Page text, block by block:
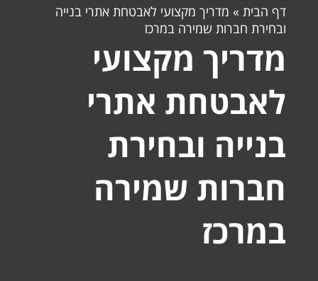
דף הבית» מדריך מקצועי לאבטחת אתרי בנייה
ובחירת חברות שמירה במרכז
מדריך מקצועי
לאבטחת אתרי
בנייה ובחירת
חברות שמירה
במרכז